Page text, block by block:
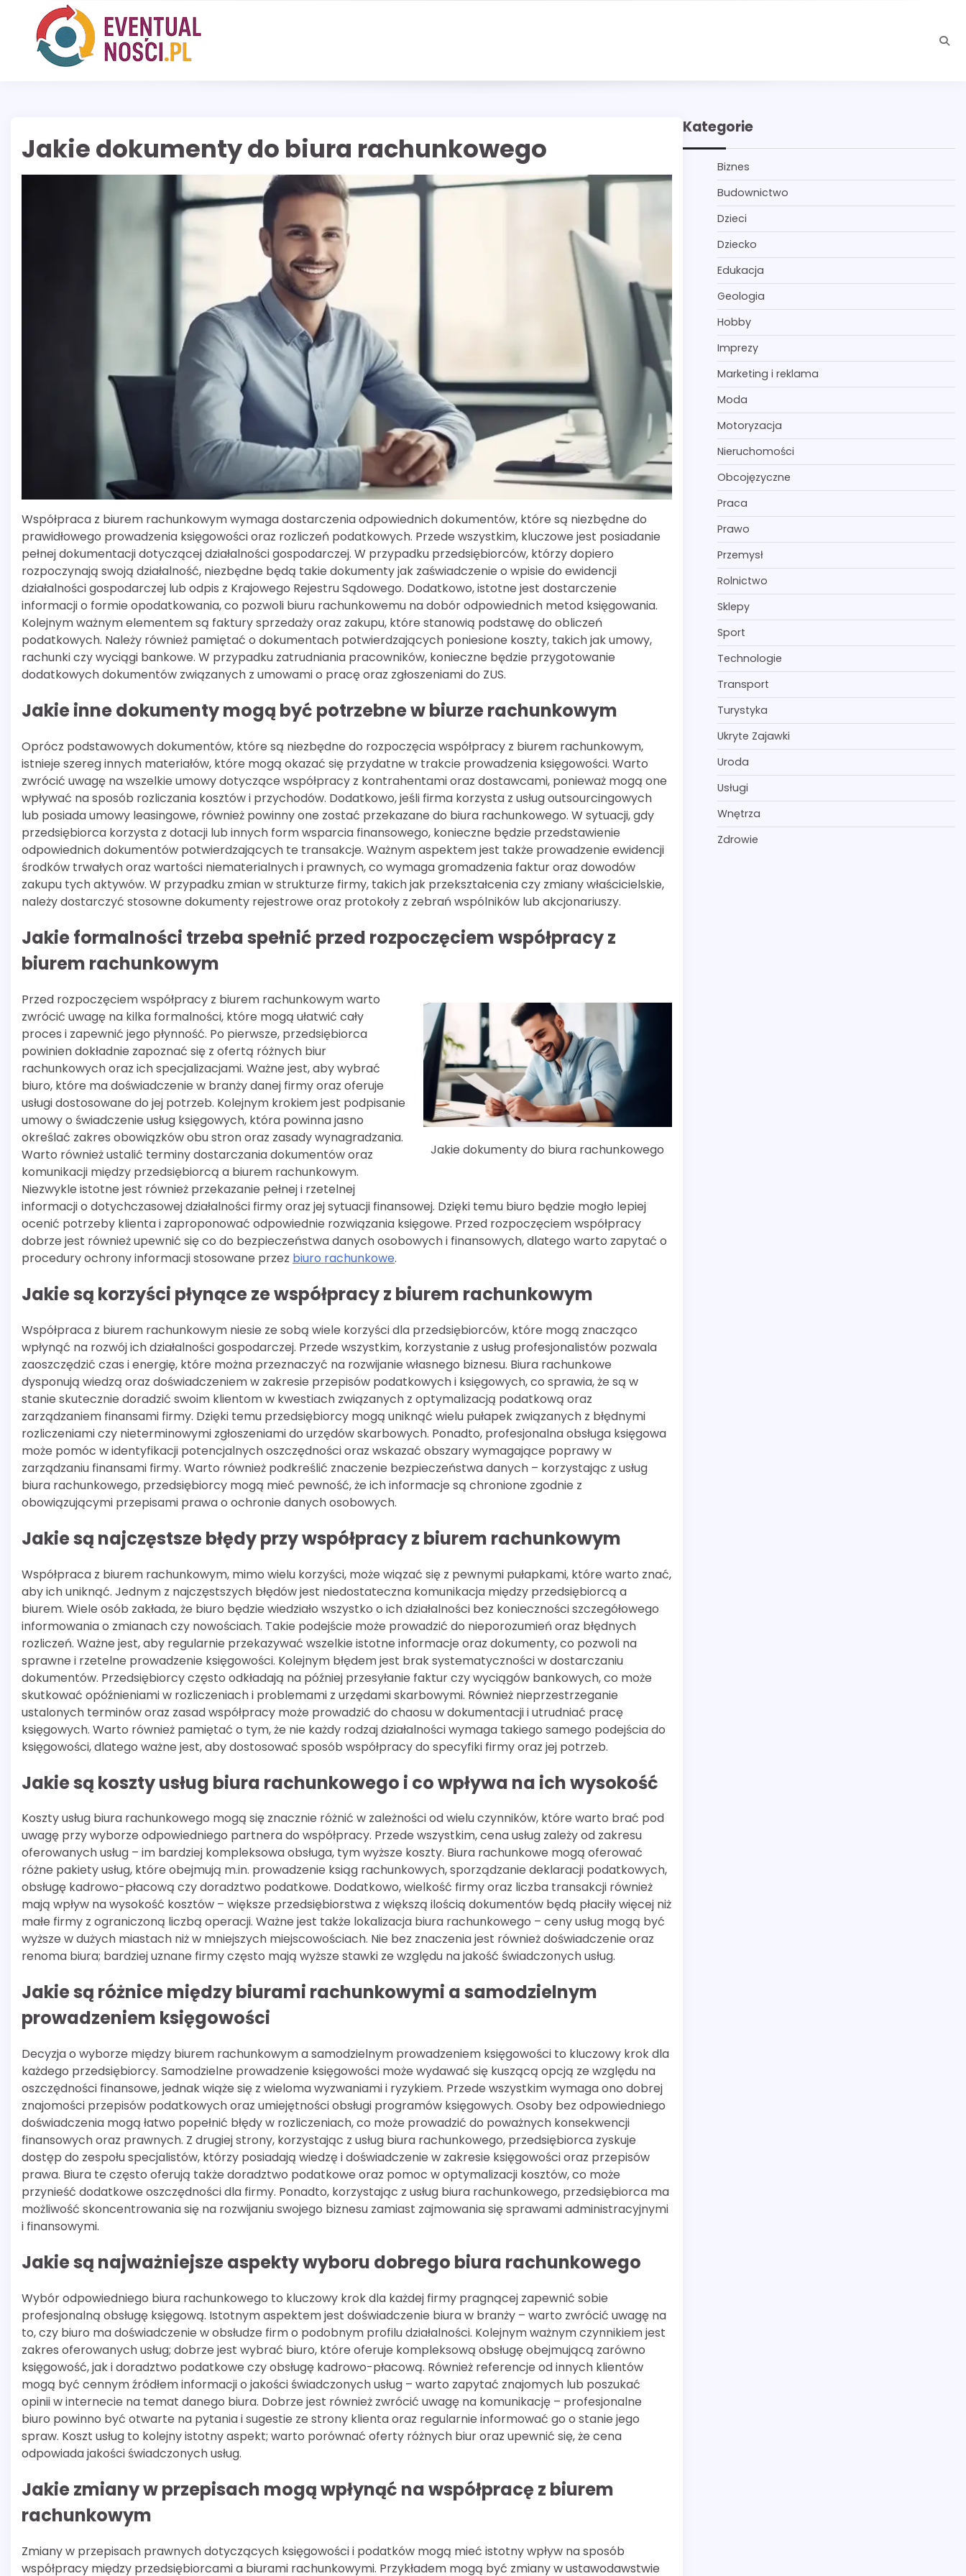
content
Jakie dokumenty do biura rachunkowego
Współpraca z biurem rachunkowym wymaga dostarczenia odpowiednich dokumentów, które są niezbędne do
prawidłowego prowadzenia księgowości oraz rozliczeń podatkowych. Przede wszystkim, kluczowe jest posiadanie
pełnej dokumentacji dotyczącej działalności gospodarczej. W przypadku przedsiębiorców, którzy dopiero
rozpoczynają swoją działalność, niezbędne będą takie dokumenty jak zaświadczenie o wpisie do ewidencji
działalności gospodarczej lub odpis z Krajowego Rejestru Sądowego. Dodatkowo, istotne jest dostarczenie
informacji o formie opodatkowania, co pozwoli biuru rachunkowemu na dobór odpowiednich metod księgowania.
Kolejnym ważnym elementem są faktury sprzedaży oraz zakupu, które stanowią podstawę do obliczeń
podatkowych. Należy również pamiętać o dokumentach potwierdzających poniesione koszty, takich jak umowy,
rachunki czy wyciągi bankowe. W przypadku zatrudniania pracowników, konieczne będzie przygotowanie
dodatkowych dokumentów związanych z umowami o pracę oraz zgłoszeniami do ZUS.
Jakie inne dokumenty mogą być potrzebne w biurze rachunkowym
Oprócz podstawowych dokumentów, które są niezbędne do rozpoczęcia współpracy z biurem rachunkowym,
istnieje szereg innych materiałów, które mogą okazać się przydatne w trakcie prowadzenia księgowości. Warto
zwrócić uwagę na wszelkie umowy dotyczące współpracy z kontrahentami oraz dostawcami, ponieważ mogą one
wpływać na sposób rozliczania kosztów i przychodów. Dodatkowo, jeśli firma korzysta z usług outsourcingowych
lub posiada umowy leasingowe, również powinny one zostać przekazane do biura rachunkowego. W sytuacji, gdy
przedsiębiorca korzysta z dotacji lub innych form wsparcia finansowego, konieczne będzie przedstawienie
odpowiednich dokumentów potwierdzających te transakcje. Ważnym aspektem jest także prowadzenie ewidencji
środków trwałych oraz wartości niematerialnych i prawnych, co wymaga gromadzenia faktur oraz dowodów
zakupu tych aktywów. W przypadku zmian w strukturze firmy, takich jak przekształcenia czy zmiany właścicielskie,
należy dostarczyć stosowne dokumenty rejestrowe oraz protokoły z zebrań wspólników lub akcjonariuszy.
Jakie formalności trzeba spełnić przed rozpoczęciem współpracy z
biurem rachunkowym
Jakie dokumenty do biura rachunkowego
Przed rozpoczęciem współpracy z biurem rachunkowym warto
zwrócić uwagę na kilka formalności, które mogą ułatwić cały
proces i zapewnić jego płynność. Po pierwsze, przedsiębiorca
powinien dokładnie zapoznać się z ofertą różnych biur
rachunkowych oraz ich specjalizacjami. Ważne jest, aby wybrać
biuro, które ma doświadczenie w branży danej firmy oraz oferuje
usługi dostosowane do jej potrzeb. Kolejnym krokiem jest podpisanie
umowy o świadczenie usług księgowych, która powinna jasno
określać zakres obowiązków obu stron oraz zasady wynagradzania.
Warto również ustalić terminy dostarczania dokumentów oraz
komunikacji między przedsiębiorcą a biurem rachunkowym.
Niezwykle istotne jest również przekazanie pełnej i rzetelnej
informacji o dotychczasowej działalności firmy oraz jej sytuacji finansowej. Dzięki temu biuro będzie mogło lepiej
ocenić potrzeby klienta i zaproponować odpowiednie rozwiązania księgowe. Przed rozpoczęciem współpracy
dobrze jest również upewnić się co do bezpieczeństwa danych osobowych i finansowych, dlatego warto zapytać o
procedury ochrony informacji stosowane przez biuro rachunkowe.
Jakie są korzyści płynące ze współpracy z biurem rachunkowym
Współpraca z biurem rachunkowym niesie ze sobą wiele korzyści dla przedsiębiorców, które mogą znacząco
wpłynąć na rozwój ich działalności gospodarczej. Przede wszystkim, korzystanie z usług profesjonalistów pozwala
zaoszczędzić czas i energię, które można przeznaczyć na rozwijanie własnego biznesu. Biura rachunkowe
dysponują wiedzą oraz doświadczeniem w zakresie przepisów podatkowych i księgowych, co sprawia, że są w
stanie skutecznie doradzić swoim klientom w kwestiach związanych z optymalizacją podatkową oraz
zarządzaniem finansami firmy. Dzięki temu przedsiębiorcy mogą uniknąć wielu pułapek związanych z błędnymi
rozliczeniami czy nieterminowymi zgłoszeniami do urzędów skarbowych. Ponadto, profesjonalna obsługa księgowa
może pomóc w identyfikacji potencjalnych oszczędności oraz wskazać obszary wymagające poprawy w
zarządzaniu finansami firmy. Warto również podkreślić znaczenie bezpieczeństwa danych – korzystając z usług
biura rachunkowego, przedsiębiorcy mogą mieć pewność, że ich informacje są chronione zgodnie z
obowiązującymi przepisami prawa o ochronie danych osobowych.
Jakie są najczęstsze błędy przy współpracy z biurem rachunkowym
Współpraca z biurem rachunkowym, mimo wielu korzyści, może wiązać się z pewnymi pułapkami, które warto znać,
aby ich uniknąć. Jednym z najczęstszych błędów jest niedostateczna komunikacja między przedsiębiorcą a
biurem. Wiele osób zakłada, że biuro będzie wiedziało wszystko o ich działalności bez konieczności szczegółowego
informowania o zmianach czy nowościach. Takie podejście może prowadzić do nieporozumień oraz błędnych
rozliczeń. Ważne jest, aby regularnie przekazywać wszelkie istotne informacje oraz dokumenty, co pozwoli na
sprawne i rzetelne prowadzenie księgowości. Kolejnym błędem jest brak systematyczności w dostarczaniu
dokumentów. Przedsiębiorcy często odkładają na później przesyłanie faktur czy wyciągów bankowych, co może
skutkować opóźnieniami w rozliczeniach i problemami z urzędami skarbowymi. Również nieprzestrzeganie
ustalonych terminów oraz zasad współpracy może prowadzić do chaosu w dokumentacji i utrudniać pracę
księgowych. Warto również pamiętać o tym, że nie każdy rodzaj działalności wymaga takiego samego podejścia do
księgowości, dlatego ważne jest, aby dostosować sposób współpracy do specyfiki firmy oraz jej potrzeb.
Jakie są koszty usług biura rachunkowego i co wpływa na ich wysokość
Koszty usług biura rachunkowego mogą się znacznie różnić w zależności od wielu czynników, które warto brać pod
uwagę przy wyborze odpowiedniego partnera do współpracy. Przede wszystkim, cena usług zależy od zakresu
oferowanych usług – im bardziej kompleksowa obsługa, tym wyższe koszty. Biura rachunkowe mogą oferować
różne pakiety usług, które obejmują m.in. prowadzenie ksiąg rachunkowych, sporządzanie deklaracji podatkowych,
obsługę kadrowo-płacową czy doradztwo podatkowe. Dodatkowo, wielkość firmy oraz liczba transakcji również
mają wpływ na wysokość kosztów – większe przedsiębiorstwa z większą ilością dokumentów będą płaciły więcej niż
małe firmy z ograniczoną liczbą operacji. Ważne jest także lokalizacja biura rachunkowego – ceny usług mogą być
wyższe w dużych miastach niż w mniejszych miejscowościach. Nie bez znaczenia jest również doświadczenie oraz
renoma biura; bardziej uznane firmy często mają wyższe stawki ze względu na jakość świadczonych usług.
Jakie są różnice między biurami rachunkowymi a samodzielnym
prowadzeniem księgowości
Decyzja o wyborze między biurem rachunkowym a samodzielnym prowadzeniem księgowości to kluczowy krok dla
każdego przedsiębiorcy. Samodzielne prowadzenie księgowości może wydawać się kuszącą opcją ze względu na
oszczędności finansowe, jednak wiąże się z wieloma wyzwaniami i ryzykiem. Przede wszystkim wymaga ono dobrej
znajomości przepisów podatkowych oraz umiejętności obsługi programów księgowych. Osoby bez odpowiedniego
doświadczenia mogą łatwo popełnić błędy w rozliczeniach, co może prowadzić do poważnych konsekwencji
finansowych oraz prawnych. Z drugiej strony, korzystając z usług biura rachunkowego, przedsiębiorca zyskuje
dostęp do zespołu specjalistów, którzy posiadają wiedzę i doświadczenie w zakresie księgowości oraz przepisów
prawa. Biura te często oferują także doradztwo podatkowe oraz pomoc w optymalizacji kosztów, co może
przynieść dodatkowe oszczędności dla firmy. Ponadto, korzystając z usług biura rachunkowego, przedsiębiorca ma
możliwość skoncentrowania się na rozwijaniu swojego biznesu zamiast zajmowania się sprawami administracyjnymi
i finansowymi.
Jakie są najważniejsze aspekty wyboru dobrego biura rachunkowego
Wybór odpowiedniego biura rachunkowego to kluczowy krok dla każdej firmy pragnącej zapewnić sobie
profesjonalną obsługę księgową. Istotnym aspektem jest doświadczenie biura w branży – warto zwrócić uwagę na
to, czy biuro ma doświadczenie w obsłudze firm o podobnym profilu działalności. Kolejnym ważnym czynnikiem jest
zakres oferowanych usług; dobrze jest wybrać biuro, które oferuje kompleksową obsługę obejmującą zarówno
księgowość, jak i doradztwo podatkowe czy obsługę kadrowo-płacową. Również referencje od innych klientów
mogą być cennym źródłem informacji o jakości świadczonych usług – warto zapytać znajomych lub poszukać
opinii w internecie na temat danego biura. Dobrze jest również zwrócić uwagę na komunikację – profesjonalne
biuro powinno być otwarte na pytania i sugestie ze strony klienta oraz regularnie informować go o stanie jego
spraw. Koszt usług to kolejny istotny aspekt; warto porównać oferty różnych biur oraz upewnić się, że cena
odpowiada jakości świadczonych usług.
Jakie zmiany w przepisach mogą wpłynąć na współpracę z biurem
rachunkowym
Zmiany w przepisach prawnych dotyczących księgowości i podatków mogą mieć istotny wpływ na sposób
współpracy między przedsiębiorcami a biurami rachunkowymi. Przykładem mogą być zmiany w ustawodawstwie
Kategorie
Biznes
Budownictwo
Dzieci
Dziecko
Edukacja
Geologia
Hobby
Imprezy
Marketing i reklama
Moda
Motoryzacja
Nieruchomości
Obcojęzyczne
Praca
Prawo
Przemysł
Rolnictwo
Sklepy
Sport
Technologie
Transport
Turystyka
Ukryte Zajawki
Uroda
Usługi
Wnętrza
Zdrowie